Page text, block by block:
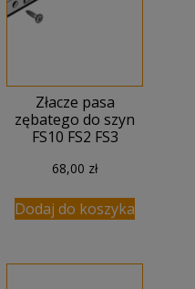
Złacze pasa
zębatego do szyn
FS10 FS2 FS3
68,00 zł
Dodaj do koszyka